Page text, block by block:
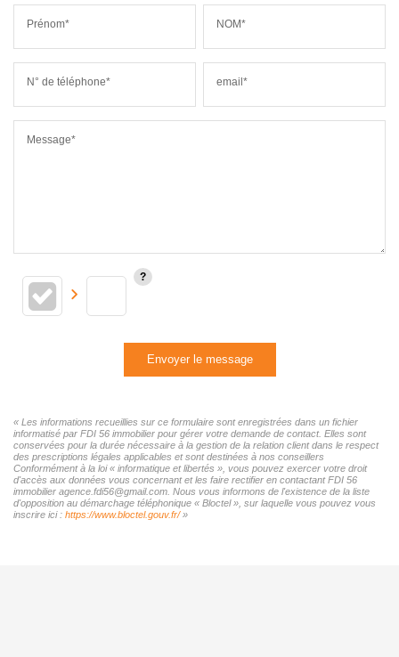
Prénom* NOM*
N° de téléphone* email*
Message*
Envoyer le message
« Les informations recueillies sur ce formulaire sont enregistrées dans un fichier
informatisé par FDI 56 immobilier pour gérer votre demande de contact. Elles sont
conservées pour la durée nécessaire à la gestion de la relation client dans le respect
des prescriptions légales applicables et sont destinées à nos conseillers
Conformément à la loi « informatique et libertés », vous pouvez exercer votre droit
d'accès aux données vous concernant et les faire rectifier en contactant FDI 56
immobilier agence.fdi56@gmail.com. Nous vous informons de l'existence de la liste
d'opposition au démarchage téléphonique « Bloctel », sur laquelle vous pouvez vous
inscrire ici : https://www.bloctel.gouv.fr/»